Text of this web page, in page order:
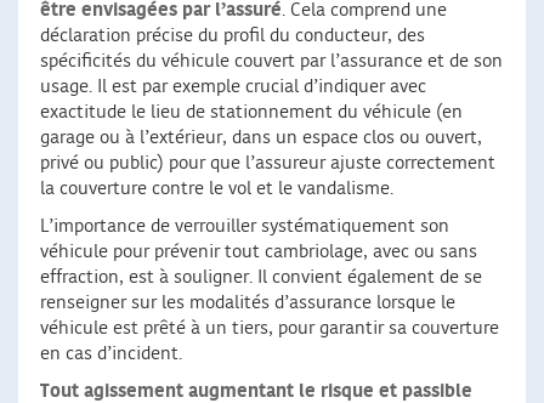
être envisagées par l’assuré. Cela comprend une
déclaration précise du profil du conducteur, des
spécificités du véhicule couvert par l’assurance et de son
usage. Il est par exemple crucial d’indiquer avec
exactitude le lieu de stationnement du véhicule (en
garage ou à l’extérieur, dans un espace clos ou ouvert,
privé ou public) pour que l’assureur ajuste correctement
la couverture contre le vol et le vandalisme.
L’importance de verrouiller systématiquement son
véhicule pour prévenir tout cambriolage, avec ou sans
effraction, est à souligner. Il convient également de se
renseigner sur les modalités d’assurance lorsque le
véhicule est prêté à un tiers, pour garantir sa couverture
en cas d’incident.
Tout agissement augmentant le risque et passible